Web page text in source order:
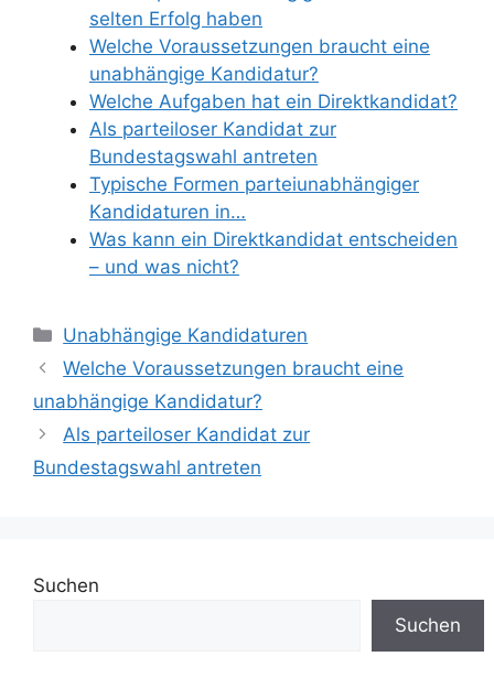
selten Erfolg haben
Welche Voraussetzungen braucht eine
unabhängige Kandidatur?
Welche Aufgaben hat ein Direktkandidat?
Als parteiloser Kandidat zur
Bundestagswahl antreten
Typische Formen parteiunabhängiger
Kandidaturen in…
Was kann ein Direktkandidat entscheiden
– und was nicht?
Kategorien
Unabhängige Kandidaturen
Welche Voraussetzungen braucht eine
unabhängige Kandidatur?
Als parteiloser Kandidat zur
Bundestagswahl antreten
Suchen
Suchen